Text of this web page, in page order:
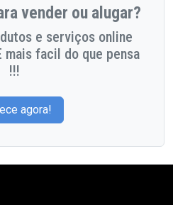
vender ou alugar?
e serviços online
facil do que pensa
!!!
agora!